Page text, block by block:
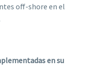
off-shore en el
en su